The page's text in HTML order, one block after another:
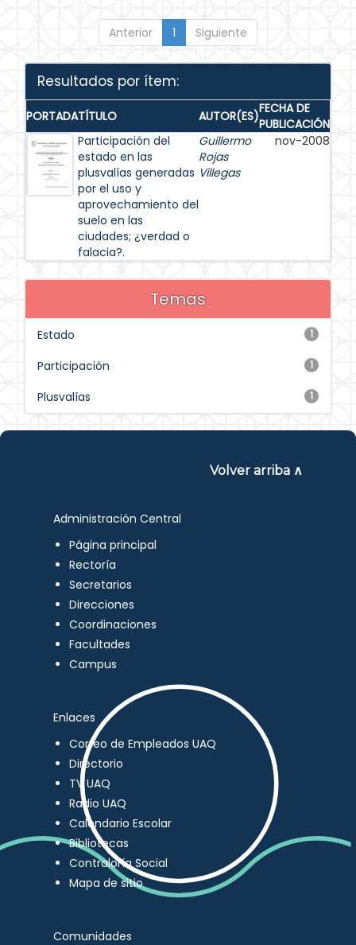
Anterior 1 Siguiente
Resultados por ítem:
PORTADATÍTULO AUTOR(ES)FECHA DE
PUBLICACIÓN
Participación del
estado en las
plusvalías generadas
por el uso y
aprovechamiento del
suelo en las
ciudades; ¿verdad o
falacia?.
Guillermo
Rojas
Villegas
nov-2008
Temas
1
Estado
1
Participación
1
Plusvalías
Volver arriba ∧
Administración Central
Página principal
Rectoría
Secretarios
Direcciones
Coordinaciones
Facultades
Campus
Enlaces
Correo de Empleados UAQ
Directorio
TV UAQ
Radio UAQ
Calendario Escolar
Bibliotecas
Contraloría Social
Mapa de sitio
Comunidades